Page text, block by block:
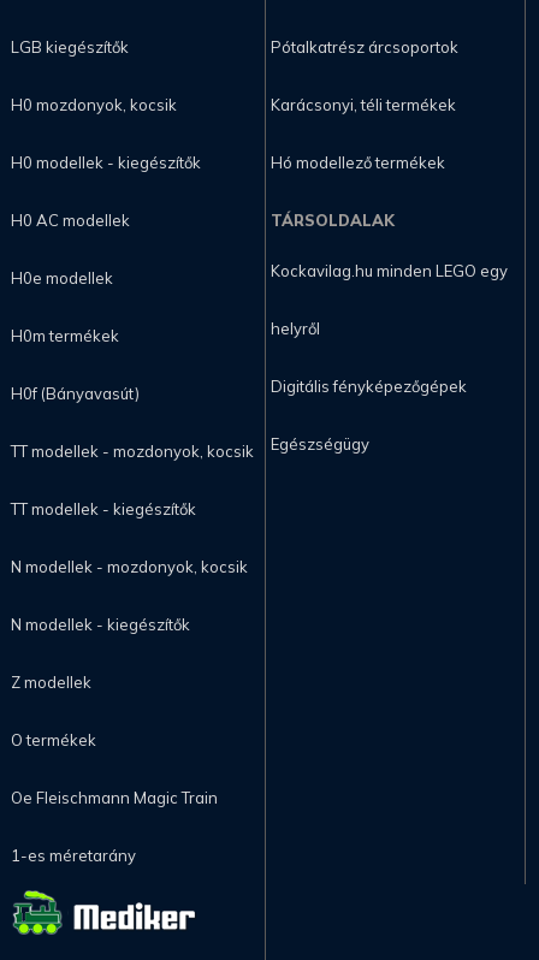
LGB kiegészítők
H0 mozdonyok, kocsik
H0 modellek - kiegészítők
H0 AC modellek
H0e modellek
H0m termékek
H0f (Bányavasút)
TT modellek - mozdonyok, kocsik
TT modellek - kiegészítők
N modellek - mozdonyok, kocsik
N modellek - kiegészítők
Z modellek
O termékek
Oe Fleischmann Magic Train
1-es méretarány
Pótalkatrész árcsoportok
Karácsonyi, téli termékek
Hó modellező termékek
TÁRSOLDALAK
Kockavilag.hu minden LEGO egy
helyről
Digitális fényképezőgépek
Egészségügy